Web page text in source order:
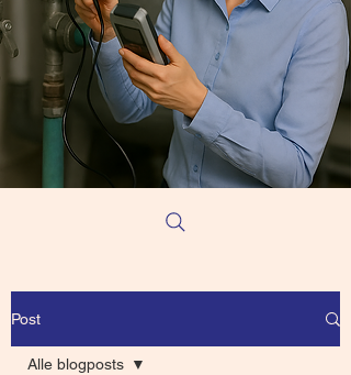
Post
Alle blogposts